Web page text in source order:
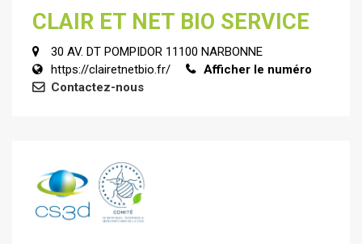
CLAIR ET NET BIO SERVICE
30 AV. DT POMPIDOR 11100 NARBONNE
https://clairetnetbio.fr/
Afficher le numéro
Contactez-nous